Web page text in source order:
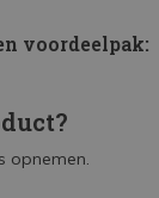
voordeelpak:
opnemen.